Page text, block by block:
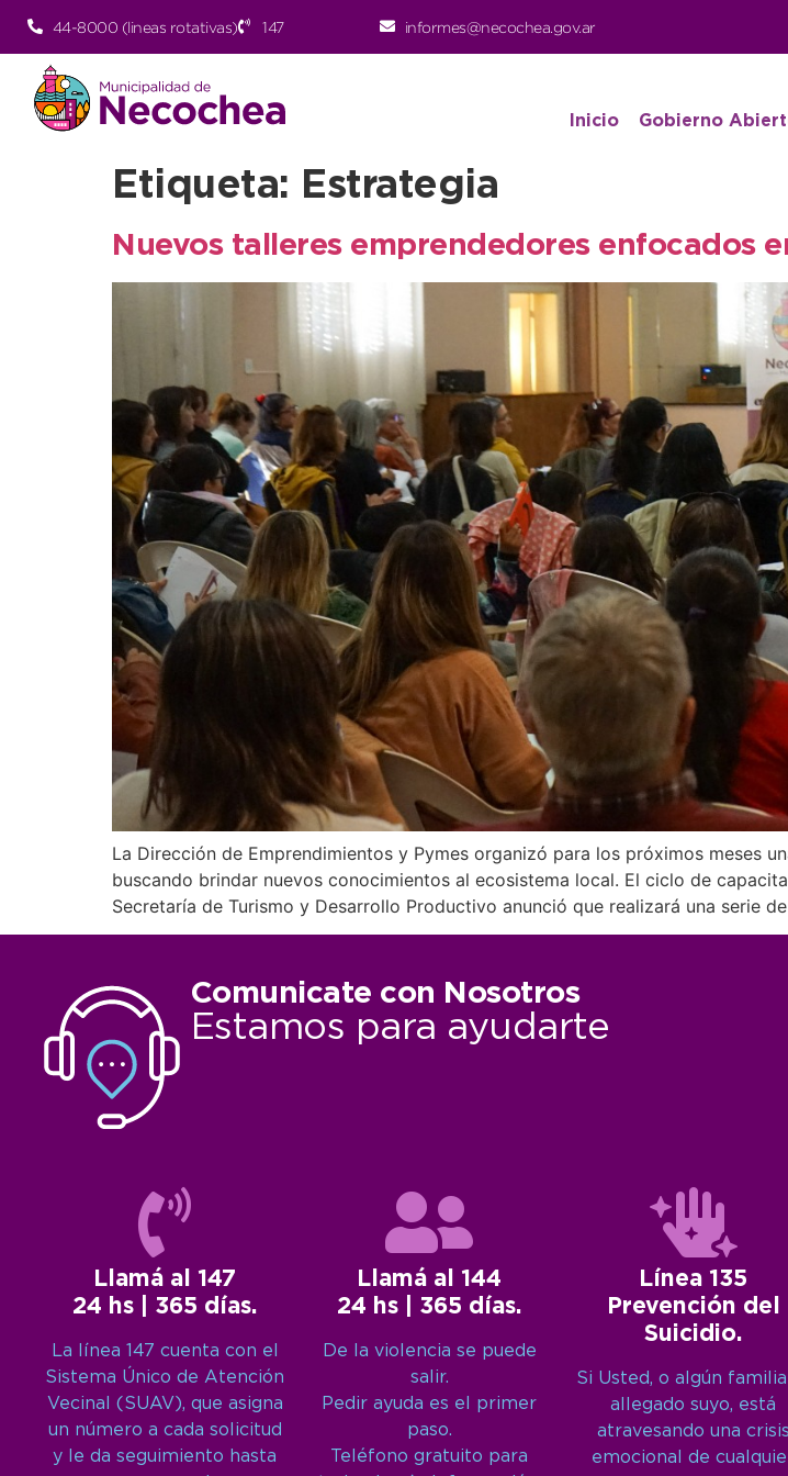
44-8000 (lineas rotativas) 147 informes@necochea.gov.ar
Inicio Gobierno
Etiqueta: Estrategia
Nuevos talleres emprendedores enfocados
La Dirección de Emprendimientos y Pymes organizó para los próximos meses
buscando brindar nuevos conocimientos al ecosistema local. El ciclo de
Secretaría de Turismo y Desarrollo Productivo anunció que realizará una serie
Comunicate con Nosotros
Estamos para ayudarte
Llamá al 147
24 hs | 365 días.
La línea 147 cuenta con el
Sistema Único de Atención
Vecinal (SUAV), que asigna
un número a cada solicitud
y le da seguimiento hasta
Llamá al 144
24 hs | 365 días.
De la violencia se puede
salir.
Pedir ayuda es el primer
paso.
Teléfono gratuito para
Línea 135
Prevención del
Suicidio.
Si Usted, o algún
allegado suyo, está
atravesando una crisis
emocional de